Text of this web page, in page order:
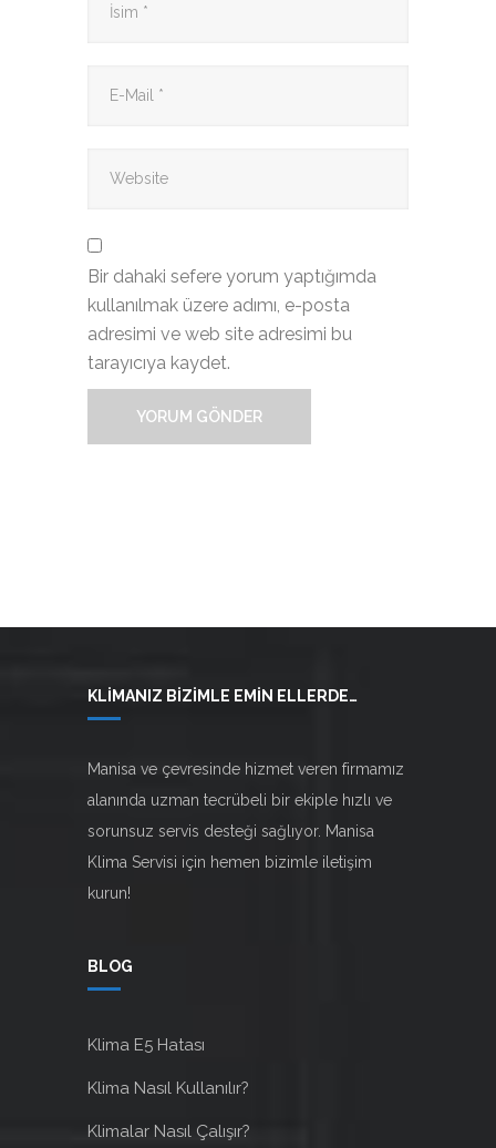
Bir dahaki sefere yorum yaptığımda
kullanılmak üzere adımı, e-posta
adresimi ve web site adresimi bu
tarayıcıya kaydet.
KLIMANIZ BIZIMLE EMIN ELLERDE…
Manisa ve çevresinde hizmet veren firmamız
alanında uzman tecrübeli bir ekiple hızlı ve
sorunsuz servis desteği sağlıyor. Manisa
Klima Servisi için hemen bizimle iletişim
kurun!
BLOG
Klima E5 Hatası
Klima Nasıl Kullanılır?
Klimalar Nasıl Çalışır?